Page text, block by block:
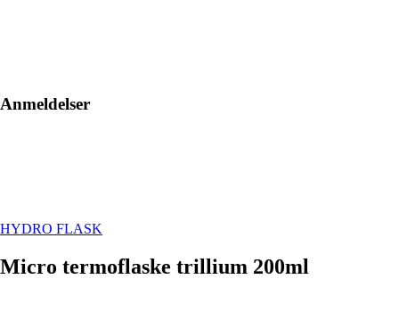
Anmeldelser
HYDRO FLASK
Micro termoflaske trillium 200ml